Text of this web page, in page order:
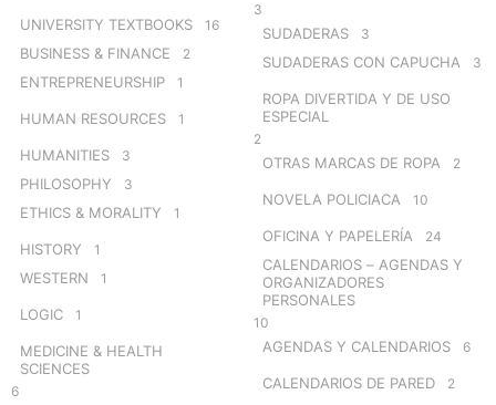
UNIVERSITY TEXTBOOKS 16
BUSINESS & FINANCE 2
ENTREPRENEURSHIP 1
HUMAN RESOURCES 1
HUMANITIES 3
PHILOSOPHY 3
ETHICS & MORALITY 1
HISTORY 1
WESTERN 1
LOGIC 1
MEDICINE & HEALTH
SCIENCES
6
3
SUDADERAS 3
SUDADERAS CON CAPUCHA 3
ROPA DIVERTIDA Y DE USO
ESPECIAL
2
OTRAS MARCAS DE ROPA 2
NOVELA POLICIACA 10
OFICINA Y PAPELERÍA 24
CALENDARIOS – AGENDAS Y
ORGANIZADORES
PERSONALES
10
AGENDAS Y CALENDARIOS 6
CALENDARIOS DE PARED 2